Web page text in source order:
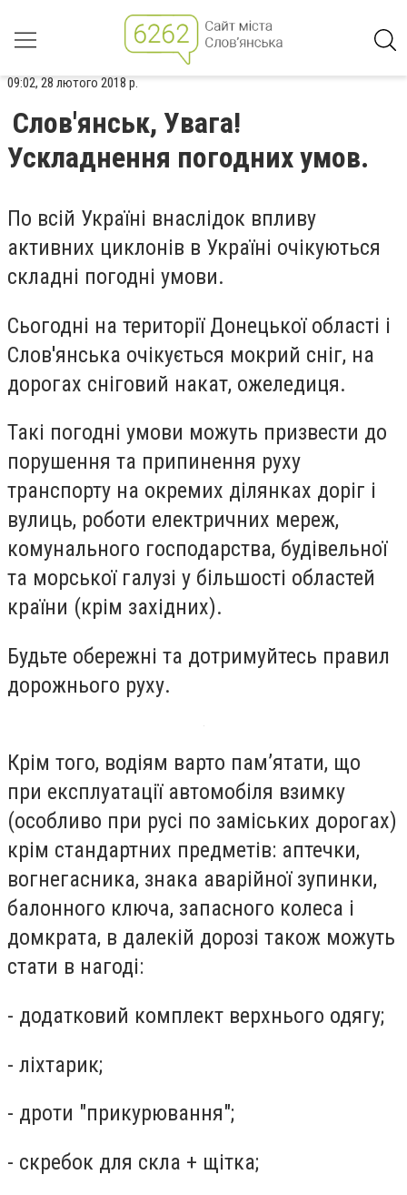
09:02, 28 лютого 2018 р.
Слов'янськ, Увага!
Ускладнення погодних умов.
По всій Україні внаслідок впливу
активних циклонів в Україні очікуються
складні погодні умови.
Сьогодні на території Донецької області і
Слов'янська очікується мокрий сніг, на
дорогах сніговий накат, ожеледиця.
Такі погодні умови можуть призвести до
порушення та припинення руху
транспорту на окремих ділянках доріг і
вулиць, роботи електричних мереж,
комунального господарства, будівельної
та морської галузі у більшості областей
країни (крім західних).
Будьте обережні та дотримуйтесь правил
дорожнього руху.
Крім того, водіям варто пам’ятати, що
при експлуатації автомобіля взимку
(особливо при русі по заміських дорогах)
крім стандартних предметів: аптечки,
вогнегасника, знака аварійної зупинки,
балонного ключа, запасного колеса і
домкрата, в далекій дорозі також можуть
стати в нагоді:
- додатковий комплект верхнього одягу;
- ліхтарик;
- дроти "прикурювання";
- скребок для скла + щітка;